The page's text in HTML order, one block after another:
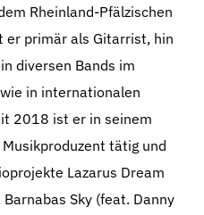
Rheinland-Pfälzischen
primär als Gitarrist, hin
diversen Bands im
in internationalen
2018 ist er in seinem
tätig und
Lazarus Dream
Sky (feat. Danny